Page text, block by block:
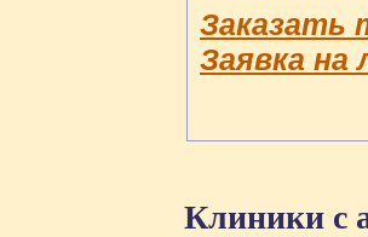
Заказать
Заявка на
Клиники с